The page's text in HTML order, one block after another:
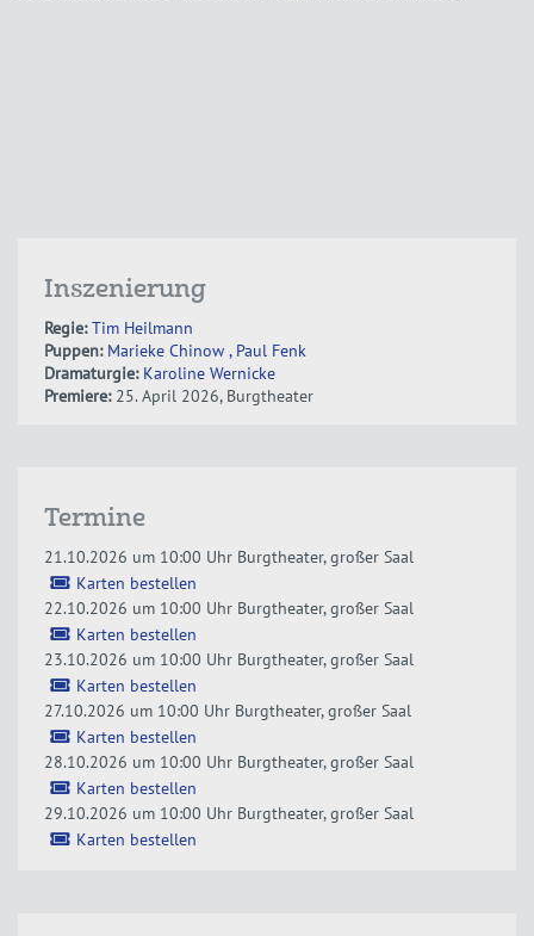
Inszenierung
Regie: Tim Heilmann
Puppen: Marieke Chinow , Paul Fenk
Dramaturgie: Karoline Wernicke
Premiere:25. April 2026, Burgtheater
Termine
21.10.2026 um 10:00 Uhr Burgtheater, großer Saal
Karten bestellen
22.10.2026 um 10:00 Uhr Burgtheater, großer Saal
Karten bestellen
23.10.2026 um 10:00 Uhr Burgtheater, großer Saal
Karten bestellen
27.10.2026 um 10:00 Uhr Burgtheater, großer Saal
Karten bestellen
28.10.2026 um 10:00 Uhr Burgtheater, großer Saal
Karten bestellen
29.10.2026 um 10:00 Uhr Burgtheater, großer Saal
Karten bestellen